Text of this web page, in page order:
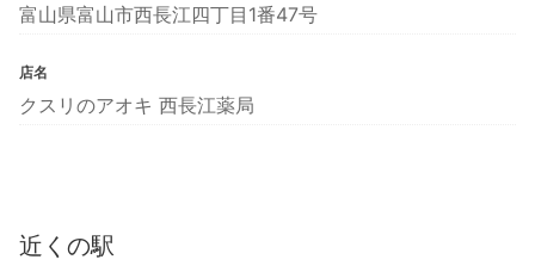
富山県富山市西長江四丁目1番47号
店名
クスリのアオキ 西長江薬局
近くの駅